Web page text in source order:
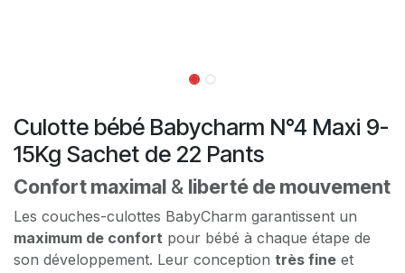
Culotte bébé Babycharm N°4 Maxi 9-
15Kg Sachet de 22 Pants
Confort maximal & liberté de mouvement
Les couches-culottes BabyCharm garantissent un
maximum de confort pour bébé à chaque étape de
son développement. Leur conception très fine et